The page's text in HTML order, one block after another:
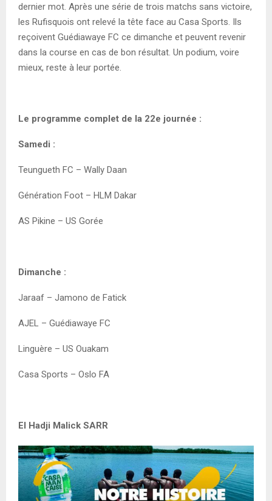
dernier mot. Après une série de trois matchs sans victoire,
les Rufisquois ont relevé la tête face au Casa Sports. Ils
reçoivent Guédiawaye FC ce dimanche et peuvent revenir
dans la course en cas de bon résultat. Un podium, voire
mieux, reste à leur portée.
Le programme complet de la 22e journée :
Samedi :
Teungueth FC – Wally Daan
Génération Foot – HLM Dakar
AS Pikine – US Gorée
Dimanche :
Jaraaf – Jamono de Fatick
AJEL – Guédiawaye FC
Linguère – US Ouakam
Casa Sports – Oslo FA
El Hadji Malick SARR